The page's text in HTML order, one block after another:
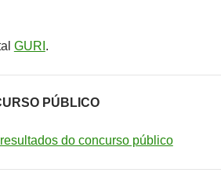
GURI .
PÚBLICO
do concurso público